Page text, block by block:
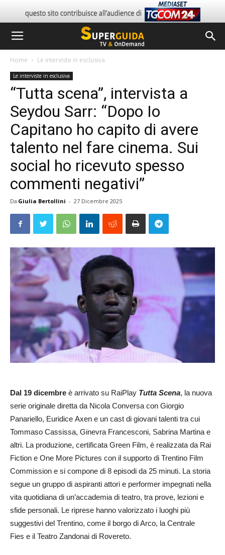
Home Le interviste in esclusiva
Le interviste in esclusiva
“Tutta scena”, intervista a
Seydou Sarr: “Dopo Io
Capitano ho capito di avere
talento nel fare cinema. Sui
social ho ricevuto spesso
commenti negativi”
Da Giulia Bertollini - 27 Dicembre 2025
Dal 19 dicembre è arrivato su RaiPlay Tutta Scena, la nuova
serie originale diretta da Nicola Conversa con Giorgio
Panariello, Euridice Axen e un cast di giovani talenti tra cui
Tommaso Cassissa, Ginevra Francesconi, Sabrina Martina e
altri. La produzione, certificata Green Film, è realizzata da Rai
Fiction e One More Pictures con il supporto di Trentino Film
Commission e si compone di 8 episodi da 25 minuti. La storia
segue un gruppo di aspiranti attori e performer impegnati nella
vita quotidiana di un’accademia di teatro, tra prove, lezioni e
sfide personali. Le riprese hanno valorizzato i luoghi più
suggestivi del Trentino, come il borgo di Arco, la Centrale
Fies e il Teatro Zandonai di Rovereto.